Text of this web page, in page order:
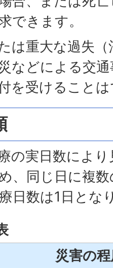
できます。
は重大な過失
などによる交
を受けること
の実日数によ
、同じ日に複
日数は1日とな
災害の